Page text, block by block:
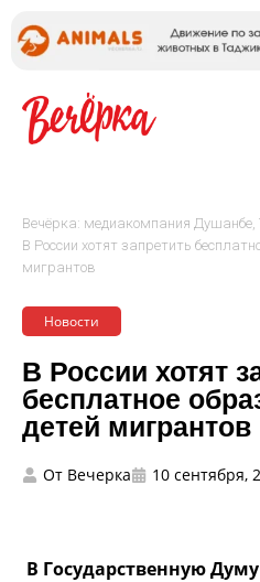
Вечёрка: медиакомпания Душанбе,
В России хотят запретить
мигрантов
Новости
В России хотят
бесплатное
детей мигрантов
От Вечерка 10 сентября,
В Государственную